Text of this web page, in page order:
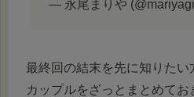
— 永尾まりや
最終回の結末を先に知りた
カップルをざっとまとめてお